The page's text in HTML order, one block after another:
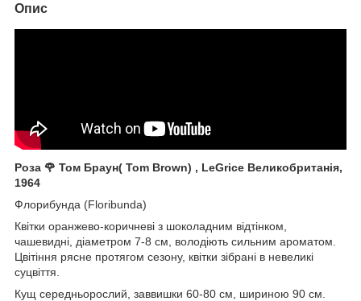
Опис
Роза 🌹 Том Браун( Tom Brown) , LeGrice Великобританія,
1964
Флорибунда (Floribunda)
Квітки оранжево-коричневі з шоколадним відтінком,
чашевидні, діаметром 7-8 см, володіють сильним ароматом.
Цвітіння рясне протягом сезону, квітки зібрані в невеликі
суцвіття.
Кущ середньорослий, заввишки 60-80 см, шириною 90 см.